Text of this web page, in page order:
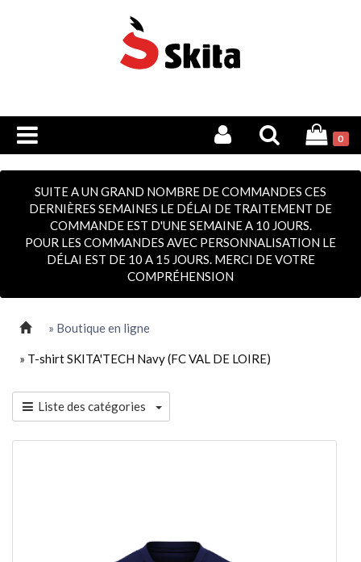
0
SUITE A UN GRAND NOMBRE DE COMMANDES CES
DERNIÈRES SEMAINES LE DÉLAI DE TRAITEMENT DE
COMMANDE EST D'UNE SEMAINE A 10 JOURS.
POUR LES COMMANDES AVEC PERSONNALISATION LE
DÉLAI EST DE 10 A 15 JOURS. MERCI DE VOTRE
COMPRÉHENSION
» Boutique en ligne
» T-shirt SKITA'TECH Navy (FC VAL DE LOIRE)
Liste des catégories